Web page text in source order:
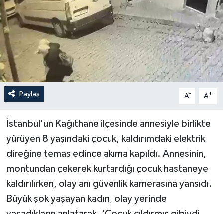
Paylaş A- A+
İstanbul'un Kağıthane ilçesinde annesiyle birlikte
yürüyen 8 yaşındaki çocuk, kaldırımdaki elektrik
direğine temas edince akıma kapıldı. Annesinin,
montundan çekerek kurtardığı çocuk hastaneye
kaldırılırken, olay anı güvenlik kamerasına yansıdı.
Büyük şok yaşayan kadın, olay yerinde